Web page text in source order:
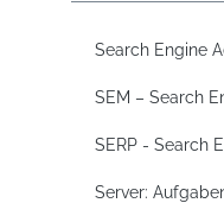
Search Engine
SEM – Search
SERP - Search
Server: